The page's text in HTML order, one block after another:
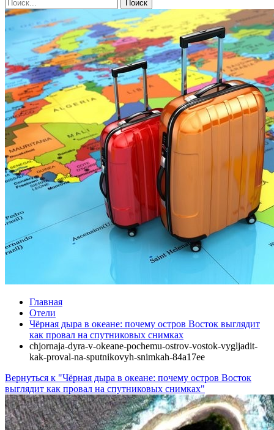
Главная
Отели
Чёрная дыра в океане: почему остров Восток выглядит
как провал на спутниковых снимках
chjornaja-dyra-v-okeane-pochemu-ostrov-vostok-vygljadit-
kak-proval-na-sputnikovyh-snimkah-84a17ee
Вернуться к "Чёрная дыра в океане: почему остров Восток
выглядит как провал на спутниковых снимках"